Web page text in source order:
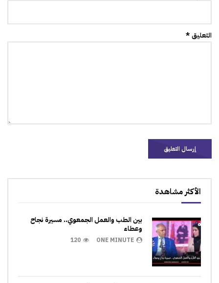
التعليق *
الأكثر مشاهدة
بين الطب والعمل الجمعوي.. مسيرة نجاح
وعطاء
ONE MINUTE
120